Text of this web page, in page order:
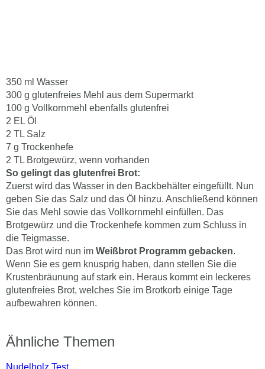
350 ml Wasser
300 g glutenfreies Mehl aus dem Supermarkt
100 g Vollkornmehl ebenfalls glutenfrei
2 EL Öl
2 TL Salz
7 g Trockenhefe
2 TL Brotgewürz, wenn vorhanden
So gelingt das glutenfrei Brot:
Zuerst wird das Wasser in den Backbehälter eingefüllt. Nun
geben Sie das Salz und das Öl hinzu. Anschließend können
Sie das Mehl sowie das Vollkornmehl einfüllen. Das
Brotgewürz und die Trockenhefe kommen zum Schluss in
die Teigmasse.
Das Brot wird nun im Weißbrot Programm gebacken.
Wenn Sie es gern knusprig haben, dann stellen Sie die
Krustenbräunung auf stark ein. Heraus kommt ein leckeres
glutenfreies Brot, welches Sie im Brotkorb einige Tage
aufbewahren können.
Ähnliche Themen
Nudelholz Test